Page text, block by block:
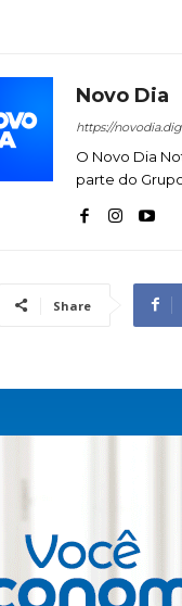
Novo Dia
https://
O Novo Dia
parte do
Share